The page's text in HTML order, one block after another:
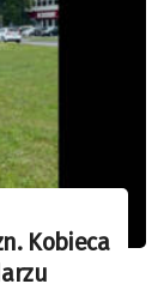
Kobieca